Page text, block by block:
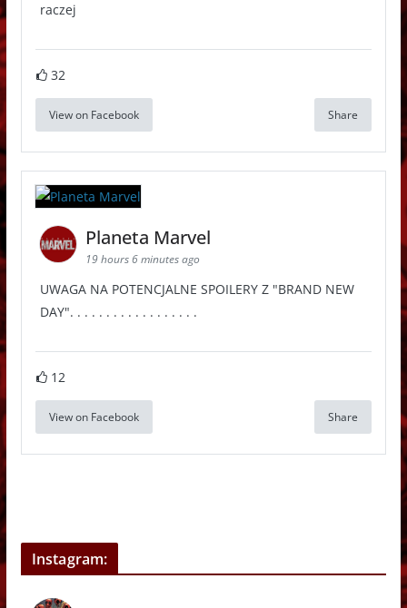
raczej
32
View on Facebook Share
Planeta Marvel
19 hours 6 minutes ago
UWAGA NA POTENCJALNE SPOILERY Z "BRAND NEW
DAY". . . . . . . . . . . . . . . . . .
12
View on Facebook Share
Instagram: